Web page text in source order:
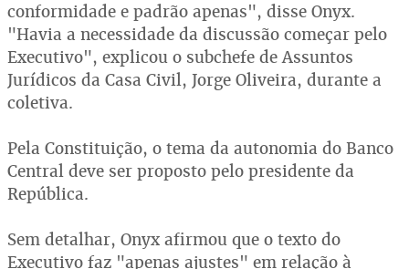
conformidade e padrão apenas", disse Onyx.
"Havia a necessidade da discussão começar pelo
Executivo", explicou o subchefe de Assuntos
Jurídicos da Casa Civil, Jorge Oliveira, durante a
coletiva.
Pela Constituição, o tema da autonomia do Banco
Central deve ser proposto pelo presidente da
República.
Sem detalhar, Onyx afirmou que o texto do
Executivo faz "apenas ajustes" em relação à